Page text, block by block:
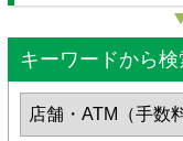
キーワードから検